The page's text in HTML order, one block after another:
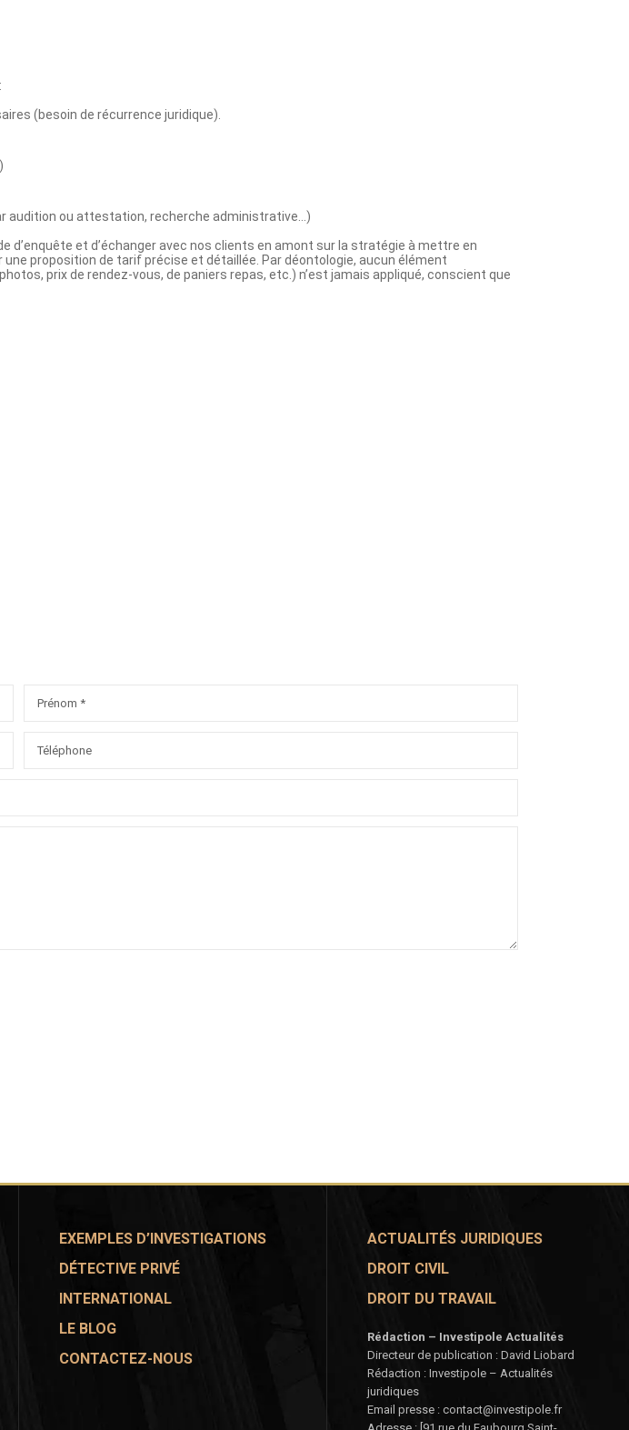
EXEMPLES D’INVESTIGATIONS
DÉTECTIVE PRIVÉ
INTERNATIONAL
LE BLOG
CONTACTEZ-NOUS
ACTUALITÉS JURIDIQUES
DROIT CIVIL
DROIT DU TRAVAIL
Rédaction – Investipole Actualités
Directeur de publication : David Liobard
Rédaction : Investipole – Actualités
juridiques
Email presse : contact@investipole.fr